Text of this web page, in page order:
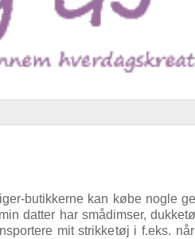
butikkerne kan købe nogle
datter har smådimser,
mit strikketøj i f.eks.